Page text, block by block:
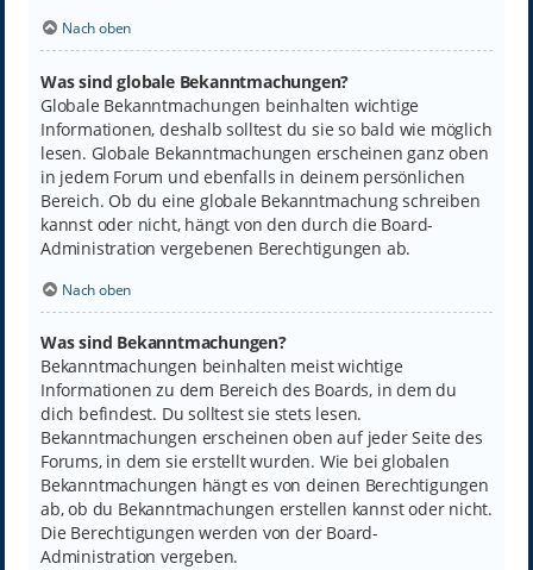
Nach oben
Was sind globale Bekanntmachungen?
Globale Bekanntmachungen beinhalten wichtige
Informationen, deshalb solltest du sie so bald wie möglich
lesen. Globale Bekanntmachungen erscheinen ganz oben
in jedem Forum und ebenfalls in deinem persönlichen
Bereich. Ob du eine globale Bekanntmachung schreiben
kannst oder nicht, hängt von den durch die Board-
Administration vergebenen Berechtigungen ab.
Nach oben
Was sind Bekanntmachungen?
Bekanntmachungen beinhalten meist wichtige
Informationen zu dem Bereich des Boards, in dem du
dich befindest. Du solltest sie stets lesen.
Bekanntmachungen erscheinen oben auf jeder Seite des
Forums, in dem sie erstellt wurden. Wie bei globalen
Bekanntmachungen hängt es von deinen Berechtigungen
ab, ob du Bekanntmachungen erstellen kannst oder nicht.
Die Berechtigungen werden von der Board-
Administration vergeben.